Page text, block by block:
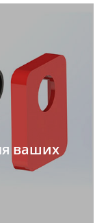
ваших